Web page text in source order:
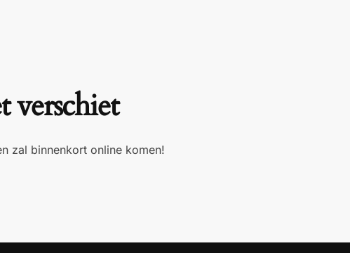
verschiet
zal binnenkort online komen!